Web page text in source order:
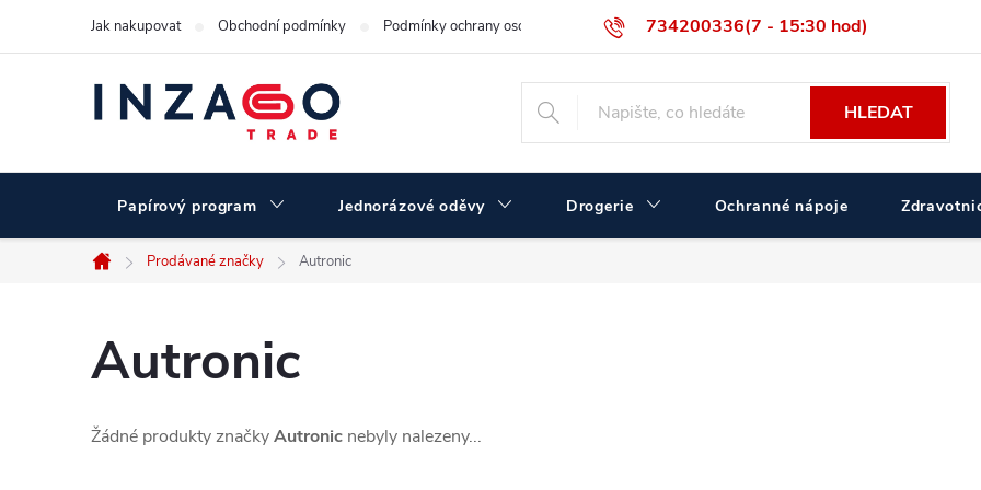
734200336(7 - 15:30 hod)
Jak nakupovat Obchodní podmínky Podmínky ochrany osobních údajů Velikostní tabulka ČERVA Velkoobchodní prodej
HLEDAT
Papírový program Jednorázové oděvy Drogerie Ochranné nápoje
Domů
Prodávané značky Autronic
Autronic
Žádné produkty značkyAutronic nebyly nalezeny...